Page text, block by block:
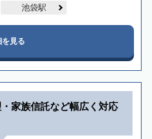
池袋駅
を見る
家族信託など幅広く対応